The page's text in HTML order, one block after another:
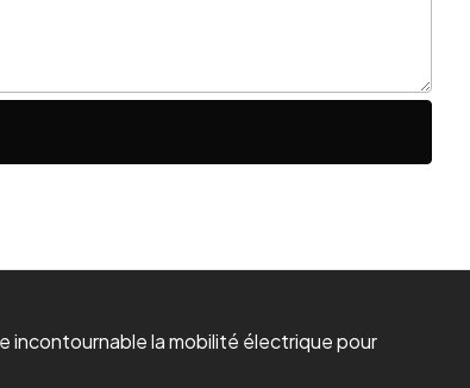
incontournable la mobilité électrique pour